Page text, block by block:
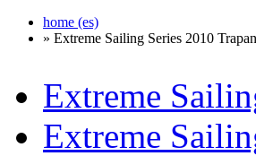
home (es)
» Extreme Sailing Series 2010
Extreme
Extreme